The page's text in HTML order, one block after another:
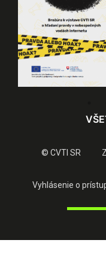
© CVTI SR
Vyhlásenie o